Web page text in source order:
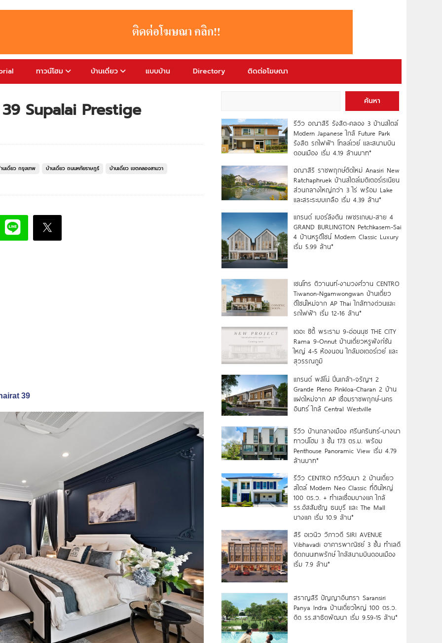
ทาวน์โฮม บ้านเดี่ยว แบบบ้าน Directory ติดต่อโฆษณา
Supalai Prestige
นเดี่ยว กรุงเทพ บ้านเดี่ยว ถนนหทัยราษฎร์ บ้านเดี่ยว เขตคลองสามวา
39
ค้นหา
รีวิว อณาสิริ รังสิต-คลอง 3 บ้านสไตล์
Modern Japanese ใกล้ Future Park
รังสิต รถไฟฟ้า โทลล์เวย์ และสนามบิน
ดอนเมือง เริ่ม 4.19 ล้านบาท*
อณาสิริ ราชพฤกษ์ตัดใหม่ Anasiri New
Ratchaphruek บ้านสไตล์เมดิเตอร์เรเนียน
ส่วนกลางใหญ่กว่า 3 ไร่ พร้อม Lake
และสระระบบเกลือ เริ่ม 4.39 ล้าน*
แกรนด์ เบอร์ลิงตัน เพชรเกษม-สาย 4
GRAND BURLINGTON Petchkasem-Sai
4 บ้านหรูดีไซน์ Modern Classic Luxury
เริ่ม 5.99 ล้าน*
เซนโทร ติวานนท์-งามวงศ์วาน CENTRO
Tiwanon-Ngamwongwan บ้านเดี่ยว
ดีไซน์ใหม่จาก AP Thai ใกล้ทางด่วนและ
รถไฟฟ้า เริ่ม 12-16 ล้าน*
เดอะ ซิตี้ พระราม 9-อ่อนนุช THE CITY
Rama 9-Onnut บ้านเดี่ยวหรูฟังก์ชัน
ใหญ่ 4-5 ห้องนอน ใกล้มอเตอร์เวย์ และ
สุวรรณภูมิ
แกรนด์ พลีโน่ ปิ่นเกล้า-จรัญฯ 2
Grande Pleno Pinkloa-Charan 2 บ้าน
แฝดใหม่จาก AP เชื่อมราชพฤกษ์-นคร
อินทร์ ใกล้ Central Westville
รีวิว บ้านกลางเมือง ศรีนครินทร์-บางนา
ทาวน์โฮม 3 ชั้น 173 ตร.ม. พร้อม
Penthouse Panoramic View เริ่ม 4.79
ล้านบาท*
รีวิว CENTRO ทวีวัฒนา 2 บ้านเดี่ยว
สไตล์ Modern Neo Classic ที่ดินใหญ่
100 ตร.ว. + ทำเลเชื่อมบางแค ใกล้
รร.อัสสัมชัญ ธนบุรี และ The Mall
บางแค เริ่ม 10.9 ล้าน*
สิริ อเวนิว วิภาวดี SIRI AVENUE
Vibhavadi อาคารพาณิชย์ 3 ชั้น ทำเลดี
ติดถนนเทพรักษ์ ใกล้สนามบินดอนเมือง
เริ่ม 7.9 ล้าน*
สราญสิริ ปัญญาอินทรา Saransiri
Panya Indra บ้านเดี่ยวใหญ่ 100 ตร.ว.
ดิด รร.สาธิตพัฒนา เริ่ม 9.59-15 ล้าน*